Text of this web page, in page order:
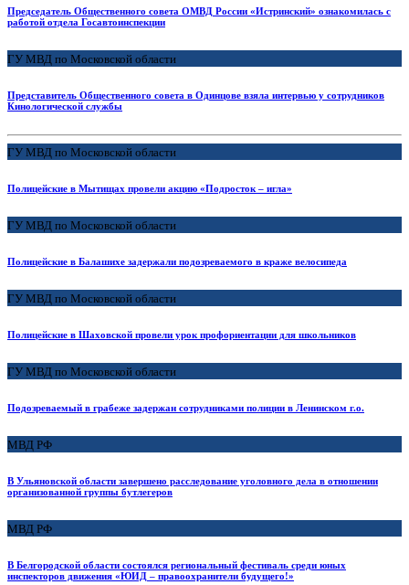
Председатель Общественного совета ОМВД России «Истринский» ознакомилась с
работой отдела Госавтоинспекции
ГУ МВД по Московской области
Представитель Общественного совета в Одинцове взяла интервью у сотрудников
Кинологической службы
ГУ МВД по Московской области
Полицейские в Мытищах провели акцию «Подросток – игла»
ГУ МВД по Московской области
Полицейские в Балашихе задержали подозреваемого в краже велосипеда
ГУ МВД по Московской области
Полицейские в Шаховской провели урок профориентации для школьников
ГУ МВД по Московской области
Подозреваемый в грабеже задержан сотрудниками полиции в Ленинском г.о.
МВД РФ
В Ульяновской области завершено расследование уголовного дела в отношении
организованной группы бутлегеров
МВД РФ
В Белгородской области состоялся региональный фестиваль среди юных
инспекторов движения «ЮИД – правоохранители будущего!»